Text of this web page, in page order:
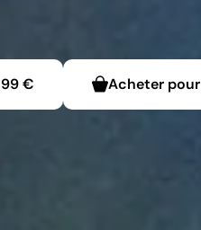
€ Acheter pour